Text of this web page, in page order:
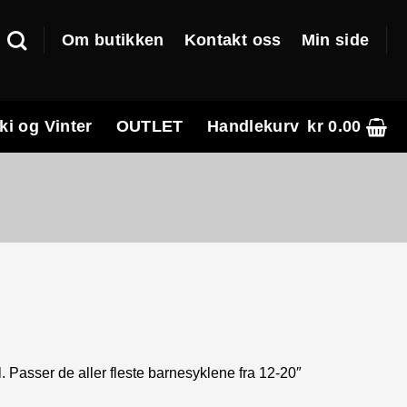
Om butikken Kontakt oss Min side
og Vinter OUTLET Handlekurv kr0.00
de aller fleste barnesyklene fra 12-20″